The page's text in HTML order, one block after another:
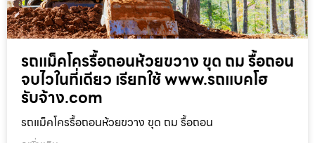
รถแม็คโครรื้อถอนห้วยขวาง ขุด ถม รื้อถอน
จบไวในที่เดียว เรียกใช้ www.รถแบคโฮ
รับจ้าง.com
รถแม็คโครรื้อถอนห้วยขวาง ขุด ถม รื้อถอน